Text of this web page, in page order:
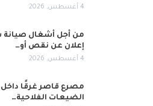
4 أغسطس, 2026
من أجل أشغال صيانة
إعلان عن نقص أو…
4 أغسطس, 2026
مصرع قاصر غرقًا
الضيعات الفلاحية…